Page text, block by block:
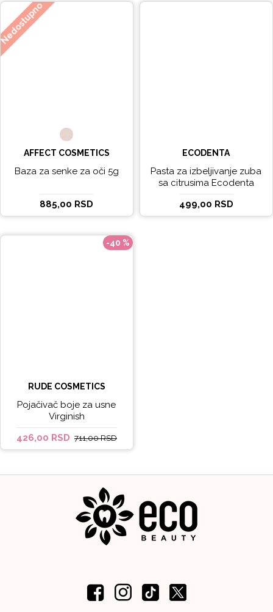
AFFECT COSMETICS
Baza za senke za oči 5g
885,00 RSD
ECODENTA
Pasta za izbeljivanje zuba
sa citrusima Ecodenta
EXPERT LINE EXCEPTIONAL
WHITENING 100ml
499,00 RSD
-40 %
RUDE COSMETICS
Pojačivač boje za usne
Virginish
426,00 RSD 711,00 RSD